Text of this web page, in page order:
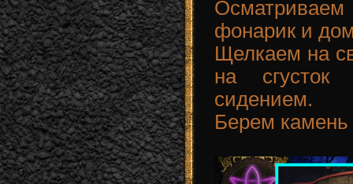
Осматриваем
фонарик и
Щелкаем на
на сгусток
сидением.
Берем камень